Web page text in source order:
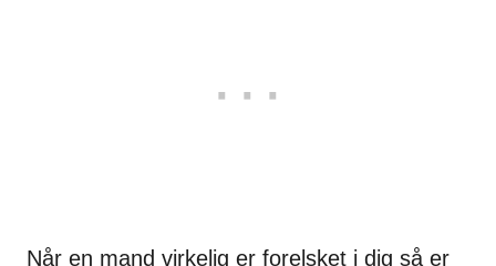
Når en mand virkelig er forelsket i dig så er